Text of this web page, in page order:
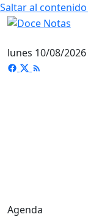
Saltar al
lunes 10/08/2026
Agenda